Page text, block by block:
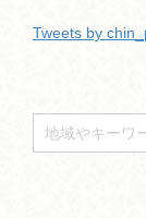
Tweets by